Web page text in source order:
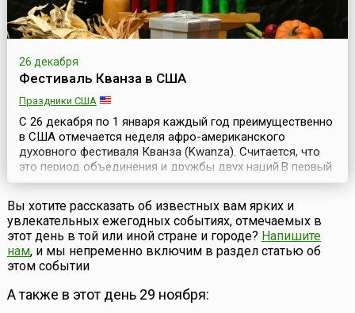
26 декабря
Фестиваль Кванза в США
Праздники США
С 26 декабря по 1 января каждый год преимущественно
в США отмечается неделя афро-американского
духовного фестиваля Кванза (Kwanza). Считается, что
это период объединения и дружбы двух наций.В первый
раз неделя Кванза проходила с 26 декабря 1966 года по
1 января 1967 года.В праздничную неделю, сразу после
Рождества, афро-американцы каждый вечер
собираются за большим столом, зажигают свечи (...
Вы хотите рассказать об известных вам ярких и
увлекательных ежегодных событиях, отмечаемых в
этот день в той или иной стране и городе? Напишите
нам, и мы непременно включим в раздел статью об
этом событии
А также в этот день 29 ноября: